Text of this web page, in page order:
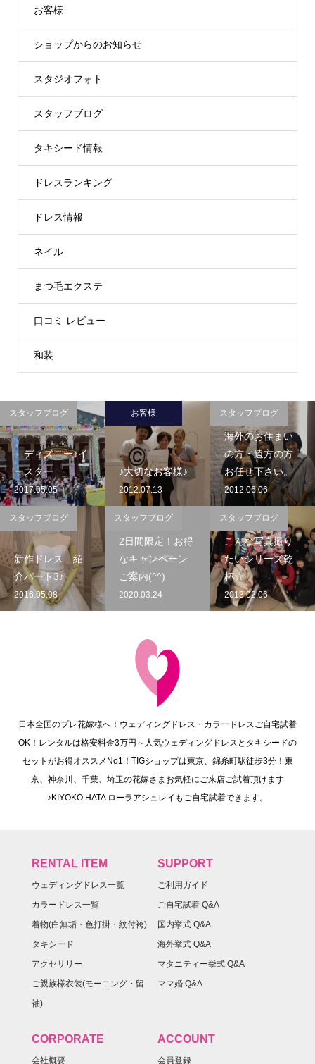
お客様
ショップからのお知らせ
スタジオフォト
スタッフブログ
タキシード情報
ドレスランキング
ドレス情報
ネイル
まつ毛エクステ
口コミ レビュー
和装
ディズニー♪イ
ースター
2017.05.05
スタッフブログ
♪大切なお客様♪
2012.07.13
お客様
海外のお住まい
の方・遠方の方
お任せ下さい。
2012.06.06
スタッフブログ
新作ドレス 紹
介パート3♪
2016.05.08
スタッフブログ
2日間限定！お得
なキャンペーン
ご案内(^^)
2020.03.24
スタッフブログ
こんな写真撮り
たいシリーズ乾
杯☆
2013.02.06
スタッフブログ
日本全国のプレ花嫁様へ！ウェディングドレス・カラードレスご自宅試着
OK！レンタルは格安料金3万円～人気ウェディングドレスとタキシードの
セットがお得オススメNo1！TIGショップは東京、錦糸町駅徒歩3分！東
京、神奈川、千葉、埼玉の花嫁さまお気軽にご来店ご試着頂けます
♪KIYOKO HATA ローラアシュレイもご自宅試着できます。
RENTAL ITEM
ウェディングドレス一覧
カラードレス一覧
着物(白無垢・色打掛・紋付袴)
タキシード
アクセサリー
ご親族様衣装(モーニング・留
袖)
SUPPORT
ご利用ガイド
ご自宅試着 Q&A
国内挙式 Q&A
海外挙式 Q&A
マタニティー挙式 Q&A
ママ婚 Q&A
CORPORATE
会社概要
ACCOUNT
会員登録